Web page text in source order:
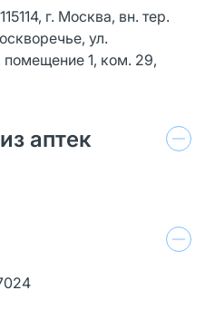
г. Москва, вн. тер.
ул.
помещение 1, ком. 29,
аптек